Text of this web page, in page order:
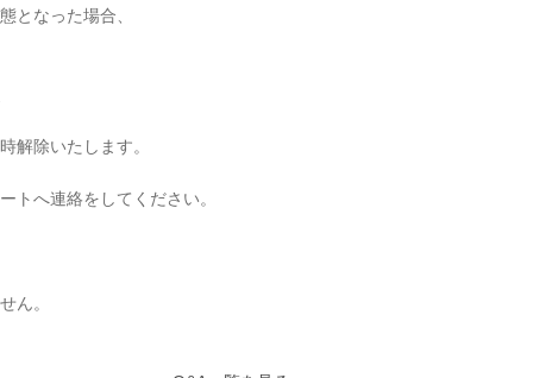
となった場合、
解除いたします。
トへ連絡をしてください。
ん。